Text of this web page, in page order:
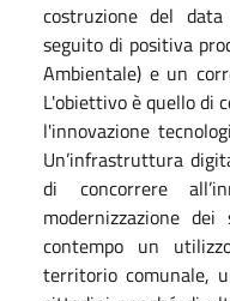
costruzione del
seguito di positiva
Ambientale) e un
L'obiettivo è quello di
l'innovazione
Un’infrastruttura
di concorrere
modernizzazione
contempo un
territorio comunale,